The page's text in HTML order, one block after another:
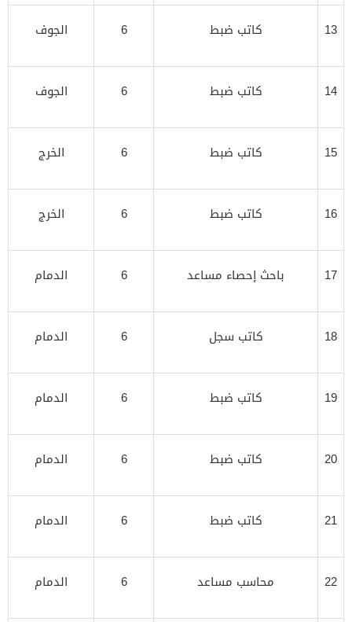
13 كاتب ضبط 6 الجوف
14 كاتب ضبط 6 الجوف
15 كاتب ضبط 6 الخرج
16 كاتب ضبط 6 الخرج
17 باحث إحصاء مساعد 6 الدمام
18 كاتب سجل 6 الدمام
19 كاتب ضبط 6 الدمام
20 كاتب ضبط 6 الدمام
21 كاتب ضبط 6 الدمام
22 محاسب مساعد 6 الدمام